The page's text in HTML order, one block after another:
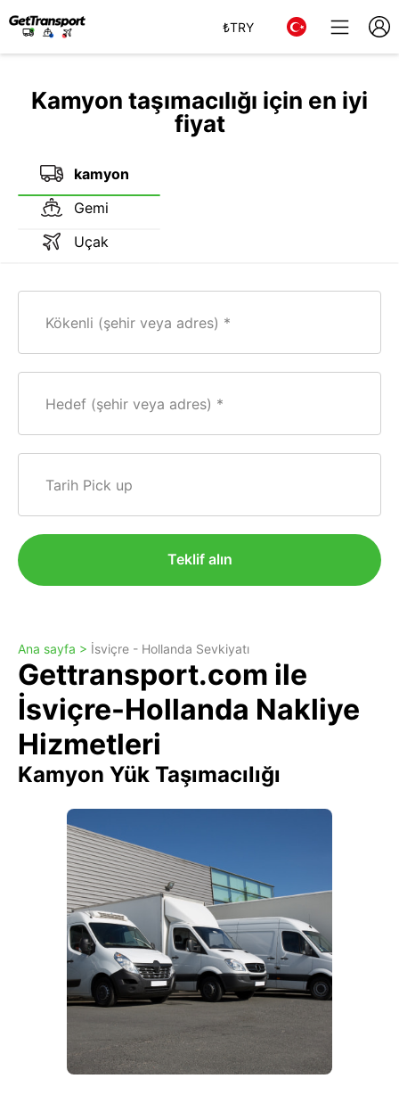
₺TRY
Kamyon taşımacılığı için en iyi
fiyat
kamyon
Gemi
Uçak
Kökenli (şehir veya adres)
Hedef (şehir veya adres)
Tarih Pick up
Teklif alın
Ana sayfa > İsviçre - Hollanda Sevkiyatı
Gettransport.com ile
İsviçre-Hollanda Nakliye
Hizmetleri
Kamyon Yük Taşımacılığı